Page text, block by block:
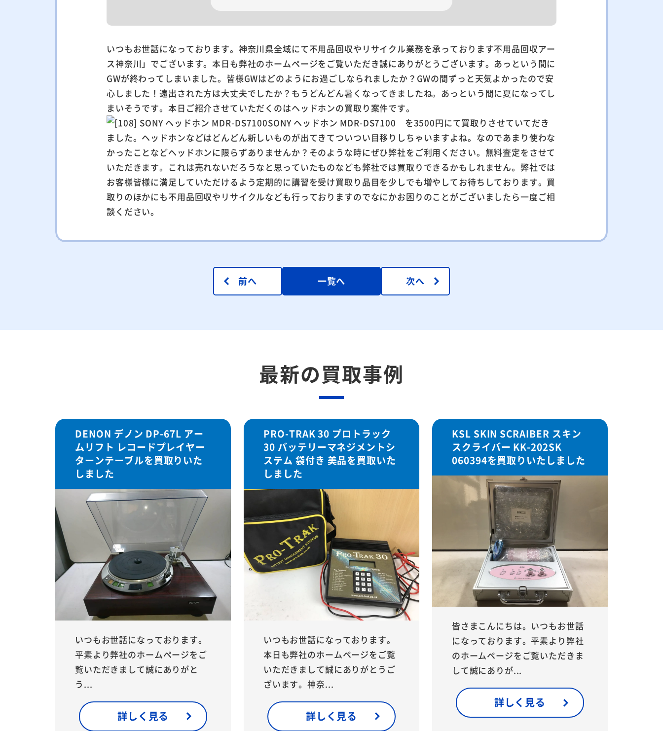
いつもお世話になっております。神奈川県全域にて不用品回収やリサイクル業務を承っております不用品回収アー
ス神奈川」でございます。本日も弊社のホームページをご覧いただき誠にありがとうございます。あっという間に
GWが終わってしまいました。皆様GWはどのようにお過ごしなられましたか？GWの間ずっと天気よかったので安
心しました！遠出された方は大丈夫でしたか？もうどんどん暑くなってきましたね。あっという間に夏になってし
まいそうです。本日ご紹介させていただくのはヘッドホンの買取り案件です。
SONY ヘッドホン MDR-DS7100 を3500円にて買取りさせていてだき
ました。ヘッドホンなどはどんどん新しいものが出てきてついつい目移りしちゃいますよね。なのであまり使わな
かったことなどヘッドホンに限らずありませんか？そのような時にぜひ弊社をご利用ください。無料査定をさせて
いただきます。これは売れないだろうなと思っていたものなども弊社では買取りできるかもしれません。弊社では
お客様皆様に満足していただけるよう定期的に講習を受け買取り品目を少しでも増やしてお待ちしております。買
取りのほかにも不用品回収やリサイクルなども行っておりますのでなにかお困りのことがございましたら一度ご相
談ください。
前へ 一覧へ 次へ
最新の買取事例
DENON デノン DP-67L アー
ムリフト レコードプレイヤー
ターンテーブルを買取りいた
しました
いつもお世話になっております。
平素より弊社のホームページをご
覧いただきまして誠にありがと
う...
詳しく見る
PRO-TRAK 30 プロトラック
30 バッテリーマネジメントシ
ステム 袋付き 美品を買取いた
しました
いつもお世話になっております。
本日も弊社のホームページをご覧
いただきまして誠にありがとうご
ざいます。神奈...
詳しく見る
KSL SKIN SCRAIBER スキン
スクライバー KK-202SK
060394を買取りいたしました
皆さまこんにちは。いつもお世話
になっております。平素より弊社
のホームページをご覧いただきま
して誠にありが...
詳しく見る